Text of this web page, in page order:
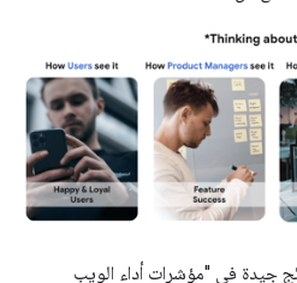
جيدة في "مؤشرات أداء الويب